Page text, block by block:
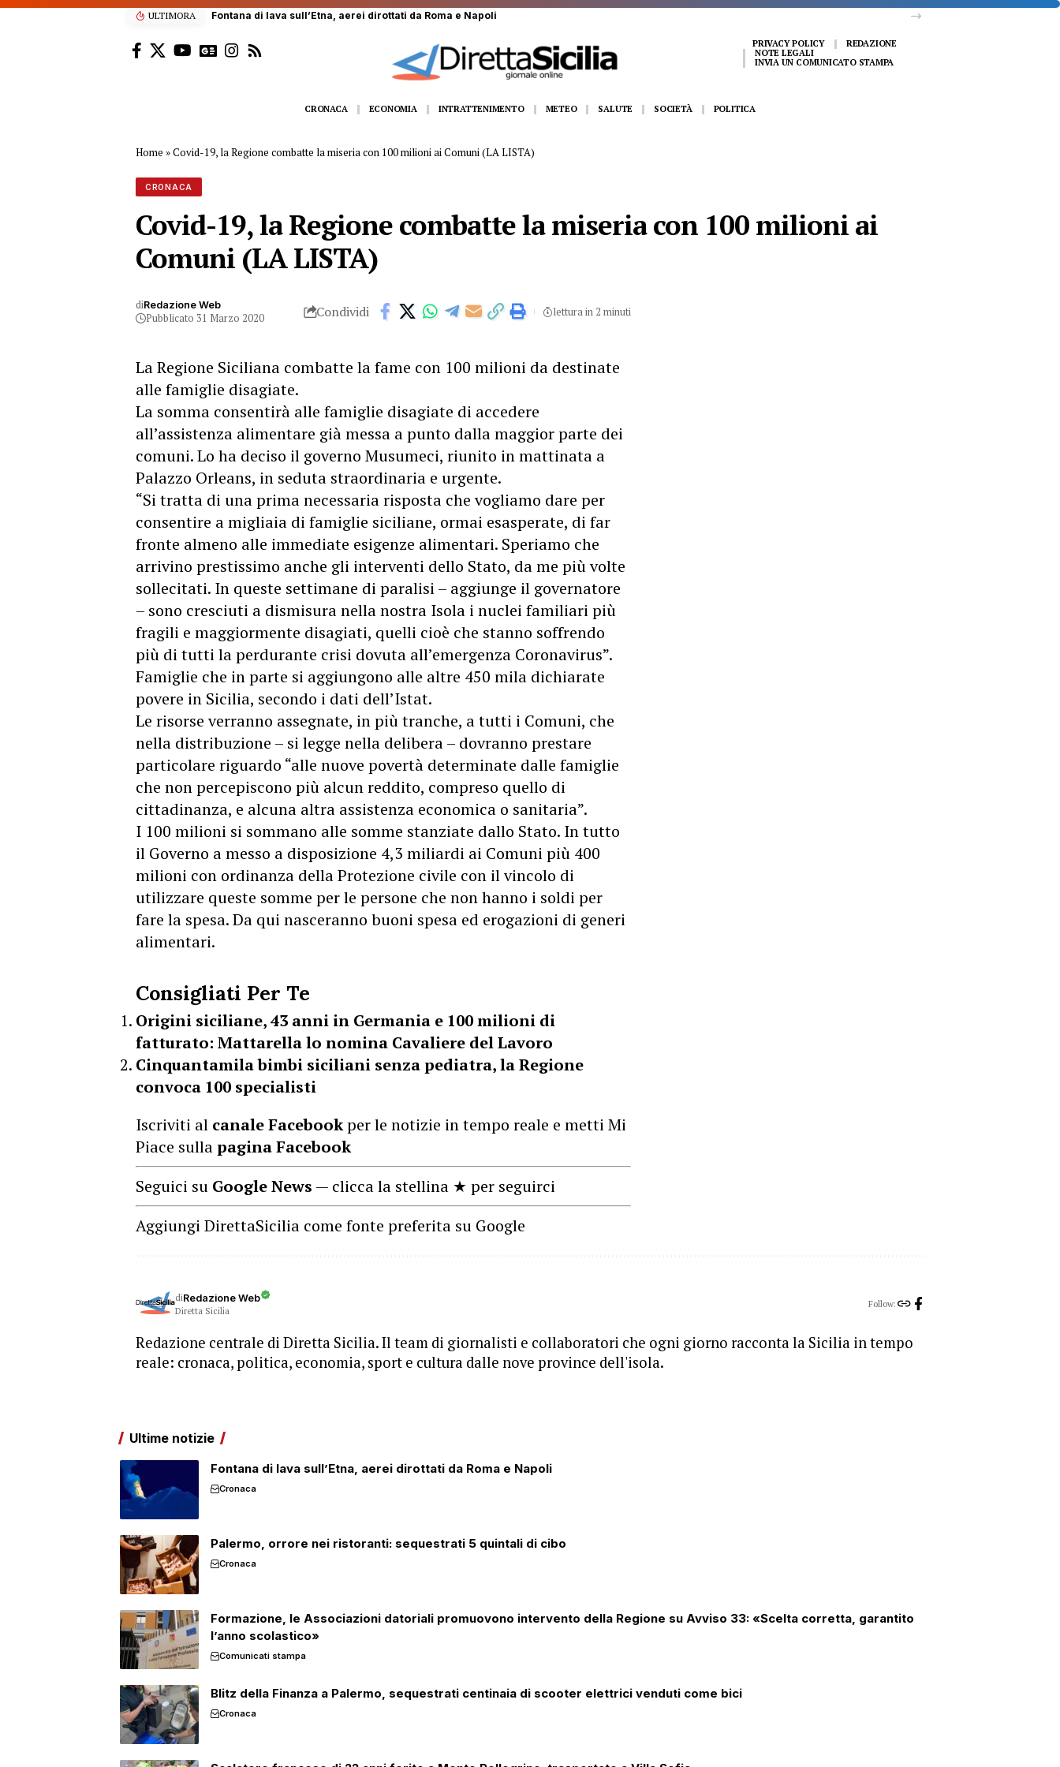
ULTIMORA Palermo, orrore nei ristoranti: sequestrati 5 quintali di cibo
PRIVACY POLICY
REDAZIONE
NOTE LEGALI
INVIA UN COMUNICATO STAMPA
CRONACA ECONOMIA INTRATTENIMENTO METEO SALUTE SOCIETÀ POLITICA
Home »Covid-19, la Regione combatte la miseria con 100 milioni ai Comuni (LA LISTA)
CRONACA
Covid-19, la Regione combatte la miseria con 100 milioni ai
Comuni (LA LISTA)
diRedazione Web
Pubblicato 31 Marzo 2020 Condividi lettura in 2 minuti
La Regione Siciliana combatte la fame con 100 milioni da destinate
alle famiglie disagiate.
La somma consentirà alle famiglie disagiate di accedere
all’assistenza alimentare già messa a punto dalla maggior parte dei
comuni. Lo ha deciso il governo Musumeci, riunito in mattinata a
Palazzo Orleans, in seduta straordinaria e urgente.
“Si tratta di una prima necessaria risposta che vogliamo dare per
consentire a migliaia di famiglie siciliane, ormai esasperate, di far
fronte almeno alle immediate esigenze alimentari. Speriamo che
arrivino prestissimo anche gli interventi dello Stato, da me più volte
sollecitati. In queste settimane di paralisi – aggiunge il governatore
– sono cresciuti a dismisura nella nostra Isola i nuclei familiari più
fragili e maggiormente disagiati, quelli cioè che stanno soffrendo
più di tutti la perdurante crisi dovuta all’emergenza Coronavirus”.
Famiglie che in parte si aggiungono alle altre 450 mila dichiarate
povere in Sicilia, secondo i dati dell’Istat.
Le risorse verranno assegnate, in più tranche, a tutti i Comuni, che
nella distribuzione – si legge nella delibera – dovranno prestare
particolare riguardo “alle nuove povertà determinate dalle famiglie
che non percepiscono più alcun reddito, compreso quello di
cittadinanza, e alcuna altra assistenza economica o sanitaria”.
I 100 milioni si sommano alle somme stanziate dallo Stato. In tutto
il Governo a messo a disposizione 4,3 miliardi ai Comuni più 400
milioni con ordinanza della Protezione civile con il vincolo di
utilizzare queste somme per le persone che non hanno i soldi per
fare la spesa. Da qui nasceranno buoni spesa ed erogazioni di generi
alimentari.
Consigliati Per Te
Origini siciliane, 43 anni in Germania e 100 milioni di
fatturato: Mattarella lo nomina Cavaliere del Lavoro
Cinquantamila bimbi siciliani senza pediatra, la Regione
convoca 100 specialisti
Iscriviti al canale Facebookper le notizie in tempo reale e metti Mi
Piace sullapagina Facebook
Seguici su Google News — clicca la stellina ★ per seguirci
Aggiungi DirettaSicilia come fonte preferita su Google
diRedazione Web
Diretta Sicilia
Follow:
Redazione centrale di Diretta Sicilia. Il team di giornalisti e collaboratori che ogni giorno racconta la Sicilia in tempo
reale: cronaca, politica, economia, sport e cultura dalle nove province dell'isola.
Ultime notizie
Fontana di lava sull’Etna, aerei dirottati da Roma e Napoli
Cronaca
Palermo, orrore nei ristoranti: sequestrati 5 quintali di cibo
Cronaca
Formazione, le Associazioni datoriali promuovono intervento della Regione su Avviso 33: «Scelta corretta, garantito
l’anno scolastico»
Comunicati stampa
Blitz della Finanza a Palermo, sequestrati centinaia di scooter elettrici venduti come bici
Cronaca